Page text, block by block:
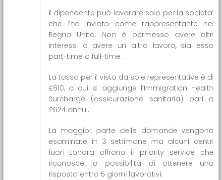
Il dipendente può lavorare solo per la societa’
che l’ha inviato come rappresentante nel
Regno Unito. Non è permesso avere altri
interessi o avere un altro lavoro, sia esso
part-time o full-time.
La tassa per il visto da sole representative è di
£610, a cui si aggiunge l’Immigration Health
Surcharge (assicurazione sanitaria) pari a
£624 annui.
La maggior parte delle domande vengono
esaminate in 3 settimane ma alcuni centri
fuori Londra offrono il priority service che
riconosce la possibilità di ottenere una
risposta entro 5 giorni lavorativi.